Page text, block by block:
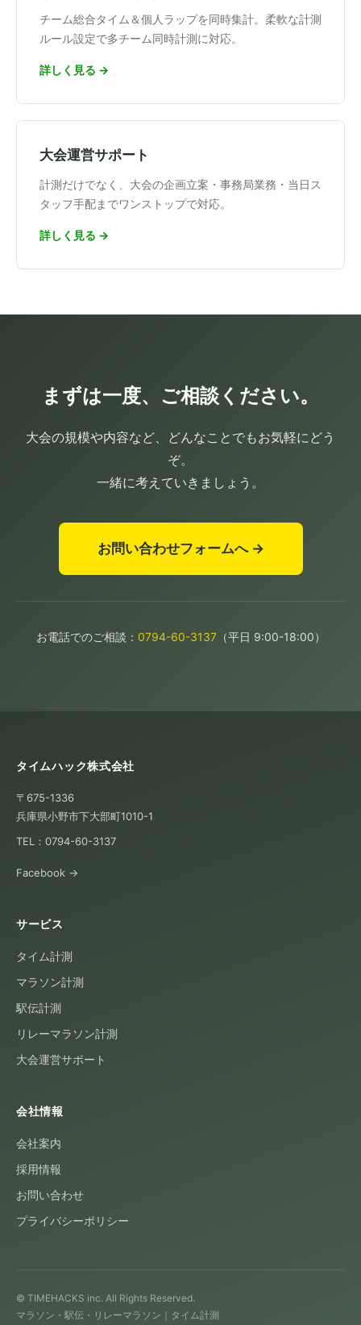
チーム総合タイム＆個人ラップを同時集計。柔軟な計測
ルール設定で多チーム同時計測に対応。
詳しく見る →
大会運営サポート
計測だけでなく、大会の企画立案・事務局業務・当日ス
タッフ手配までワンストップで対応。
詳しく見る →
まずは一度、ご相談ください。
大会の規模や内容など、どんなことでもお気軽にどう
ぞ。
一緒に考えていきましょう。
お問い合わせフォームへ →
お電話でのご相談： 0794-60-3137（平日 9:00-18:00）
タイムハック株式会社
〒675-1336
兵庫県小野市下大部町1010-1
TEL：0794-60-3137
Facebook →
サービス
タイム計測
マラソン計測
駅伝計測
リレーマラソン計測
大会運営サポート
会社情報
会社案内
採用情報
お問い合わせ
プライバシーポリシー
© TIMEHACKS inc. All Rights Reserved.
マラソン・駅伝・リレーマラソン｜タイム計測